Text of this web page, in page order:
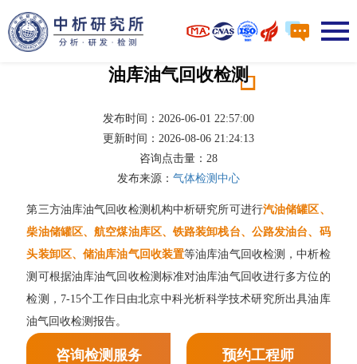
油库油气回收检测
发布时间：2026-06-01 22:57:00
更新时间：2026-08-06 21:24:13
咨询点击量： 28
发布来源： 气体检测中心
第三方油库油气回收检测机构中析研究所可进行汽油储罐区、
柴油储罐区、航空煤油库区、铁路装卸栈台、公路发油台、码
头装卸区、储油库油气回收装置等油库油气回收检测，中析检
测可根据油库油气回收检测标准对油库油气回收进行多方位的
检测，7-15个工作日由北京中科光析科学技术研究所出具油库
油气回收检测报告。
咨询检测服务 预约工程师